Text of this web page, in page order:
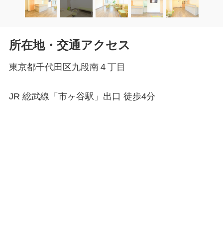
所在地・交通アクセス
東京都千代田区九段南４丁目
JR 総武線「市ヶ谷駅」出口 徒歩4分